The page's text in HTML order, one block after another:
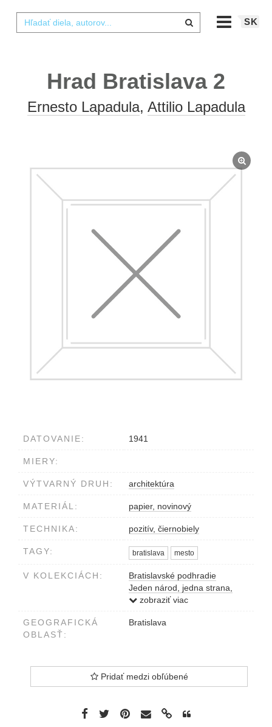
SK
Hrad Bratislava 2
Ernesto Lapadula, Attilio Lapadula
DATOVANIE: 1941
MIERY:
VÝTVARNÝ DRUH: architektúra
MATERIÁL: papier, novinový
TECHNIKA: pozitív, čiernobiely
TAGY: bratislava mesto
V KOLEKCIÁCH:
Bratislavské podhradie
Jeden národ, jedna strana,
jeden vodca
zobraziť viac
GEOGRAFICKÁ
OBLASŤ:
Bratislava
Pridať medzi obľúbené